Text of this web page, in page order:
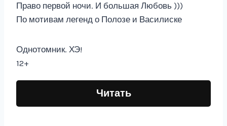
Право первой ночи. И большая Любовь )))
По мотивам легенд о Полозе и Василиске
Однотомник. ХЭ!
12+
Читать